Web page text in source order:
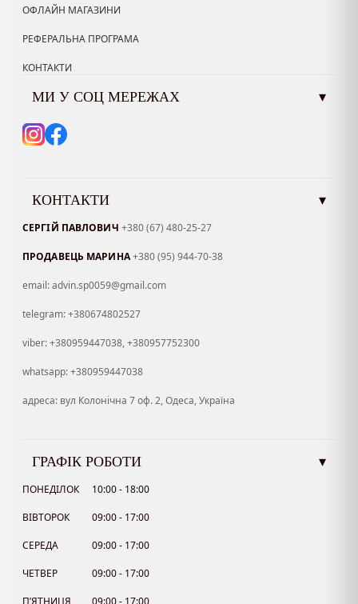
ОФЛАЙН МАГАЗИНИ
РЕФЕРАЛЬНА ПРОГРАМА
КОНТАКТИ
МИ У СОЦ МЕРЕЖАХ ▾
КОНТАКТИ ▾
СЕРГІЙ ПАВЛОВИЧ +380 (67) 480-25-27
ПРОДАВЕЦЬ МАРИНА+380 (95) 944-70-38
email: advin.sp0059@gmail.com
telegram: +380674802527
viber: +380959447038, +380957752300
whatsapp: +380959447038
адреса: вул Колонічна 7 оф. 2, Одеса, Україна
ГРАФІК РОБОТИ ▾
ПОНЕДІЛОК 10:00 - 18:00
ВІВТОРОК 09:00 - 17:00
СЕРЕДА 09:00 - 17:00
ЧЕТВЕР 09:00 - 17:00